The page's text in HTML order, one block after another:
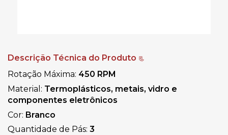
Descrição Técnica do Produto 📃
Rotação Máxima: 450 RPM
Material: Termoplásticos, metais, vidro e
componentes eletrônicos
Cor: Branco
Quantidade de Pás: 3